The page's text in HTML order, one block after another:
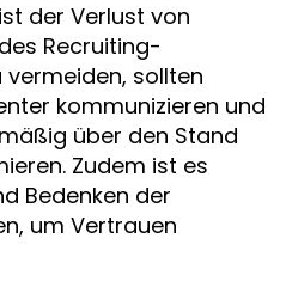
der Verlust von
Recruiting-
vermeiden, sollten
kommunizieren und
über den Stand
Zudem ist es
Bedenken der
um Vertrauen